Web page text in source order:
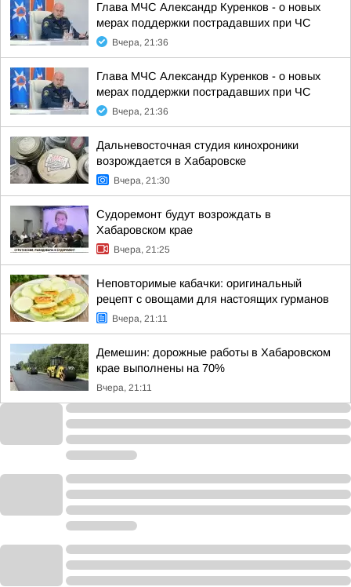
Глава МЧС Александр Куренков - о новых
мерах поддержки пострадавших при ЧС
Вчера, 21:36
Глава МЧС Александр Куренков - о новых
мерах поддержки пострадавших при ЧС
Вчера, 21:36
Дальневосточная студия кинохроники
возрождается в Хабаровске
Вчера, 21:30
Судоремонт будут возрождать в
Хабаровском крае
Вчера, 21:25
Неповторимые кабачки: оригинальный
рецепт с овощами для настоящих гурманов
Вчера, 21:11
Демешин: дорожные работы в Хабаровском
крае выполнены на 70%
Вчера, 21:11